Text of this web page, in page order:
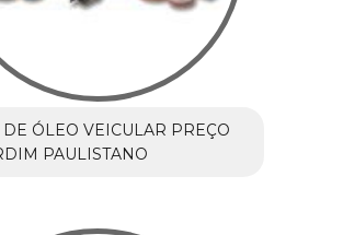
DE ÓLEO VEICULAR PREÇO
PAULISTANO